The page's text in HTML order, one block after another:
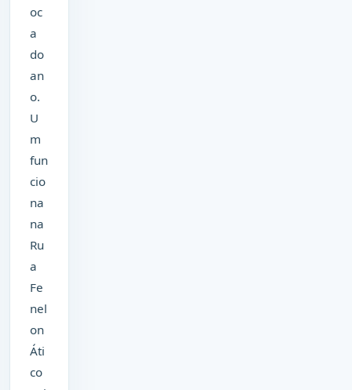
oc
a
do
an
o.
U
m
fun
cio
na
na
Ru
a
Fe
nel
on
Áti
co